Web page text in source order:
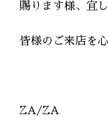
賜ります様、宜
皆様のご来店を
ZA/ZA